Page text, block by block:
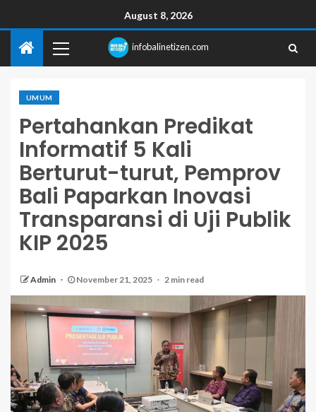
August 8, 2026
infobalinetizen.com
UMUM
Pertahankan Predikat
Informatif 5 Kali
Berturut-turut, Pemprov
Bali Paparkan Inovasi
Transparansi di Uji Publik
KIP 2025
Admin November 21, 2025 2 min read